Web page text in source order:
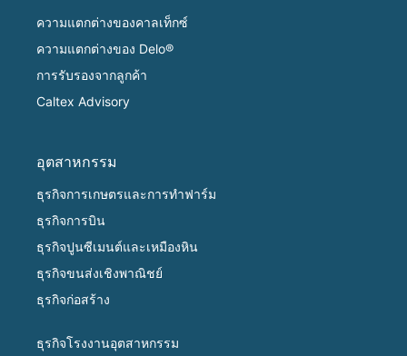
ความแตกต่างของคาลเท็กซ์
ความแตกต่างของ Delo®
การรับรองจากลูกค้า
Caltex Advisory
อุตสาหกรรม
ธุรกิจการเกษตรและการทำฟาร์ม
ธุรกิจการบิน
ธุรกิจปูนซีเมนต์และเหมืองหิน
ธุรกิจขนส่งเชิงพาณิชย์
ธุรกิจก่อสร้าง
ธุรกิจโรงงานอุตสาหกรรม